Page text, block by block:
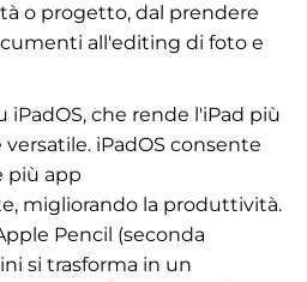
o progetto, dal prendere
all'editing di foto e
iPadOS, che rende l'iPad più
iPadOS consente
più app
migliorando la produttività.
Pencil (seconda
si trasforma in un